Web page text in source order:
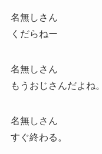
名無しさん
くだらねー
名無しさん
もうおじさんだよね。
名無しさん
すぐ終わる。